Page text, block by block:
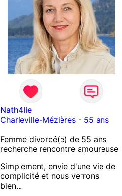
Nath4lie
Charleville-Mézières- 55 ans
Femme divorcé(e) de 55 ans
recherche rencontre amoureuse
Simplement, envie d'une vie de
complicité et nous verrons
bien...